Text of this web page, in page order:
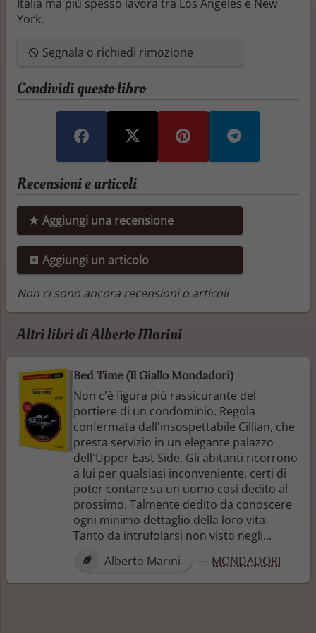
Italia ma più spesso lavora tra Los Angeles e New
York.
Segnala o richiedi rimozione
Condividi questo libro
Recensioni e articoli
Aggiungi una recensione
Aggiungi un articolo
Non ci sono ancora recensioni o articoli
Altri libri di Alberto Marini
Bed Time (Il Giallo Mondadori)
Non c'è figura più rassicurante del
portiere di un condominio. Regola
confermata dall'insospettabile Cillian, che
presta servizio in un elegante palazzo
dell'Upper East Side. Gli abitanti ricorrono
a lui per qualsiasi inconveniente, certi di
poter contare su un uomo così dedito al
prossimo. Talmente dedito da conoscere
ogni minimo dettaglio della loro vita.
Tanto da intrufolarsi non visto negli...
Alberto Marini
— MONDADORI